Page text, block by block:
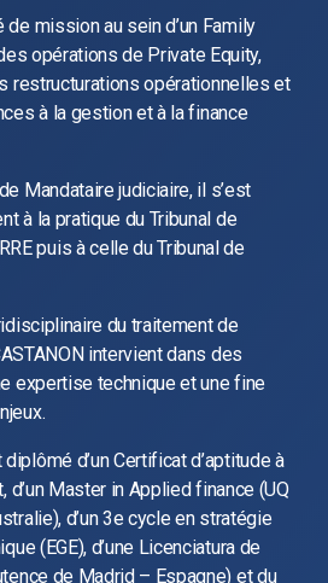
mission au sein d’un Family
opérations de Private Equity,
restructurations opérationnelles et
à la gestion et à la finance
Mandataire judiciaire, il s’est
à la pratique du Tribunal de
puis à celle du Tribunal de
du traitement de
intervient dans des
expertise technique et une fine
d’un Certificat d’aptitude à
d’un Master in Applied finance (UQ
d’un 3e cycle en stratégie
(EGE), d’une Licenciatura de
de Madrid – Espagne) et du